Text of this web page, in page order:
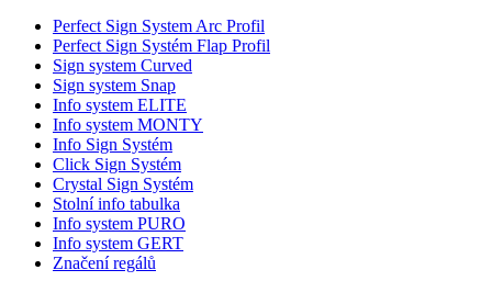
Perfect Sign System Arc Profil
Perfect Sign Systém Flap Profil
Sign system Curved
Sign system Snap
Info system ELITE
Info system MONTY
Info Sign Systém
Click Sign Systém
Crystal Sign Systém
Stolní info tabulka
Info system PURO
Info system GERT
Značení regálů